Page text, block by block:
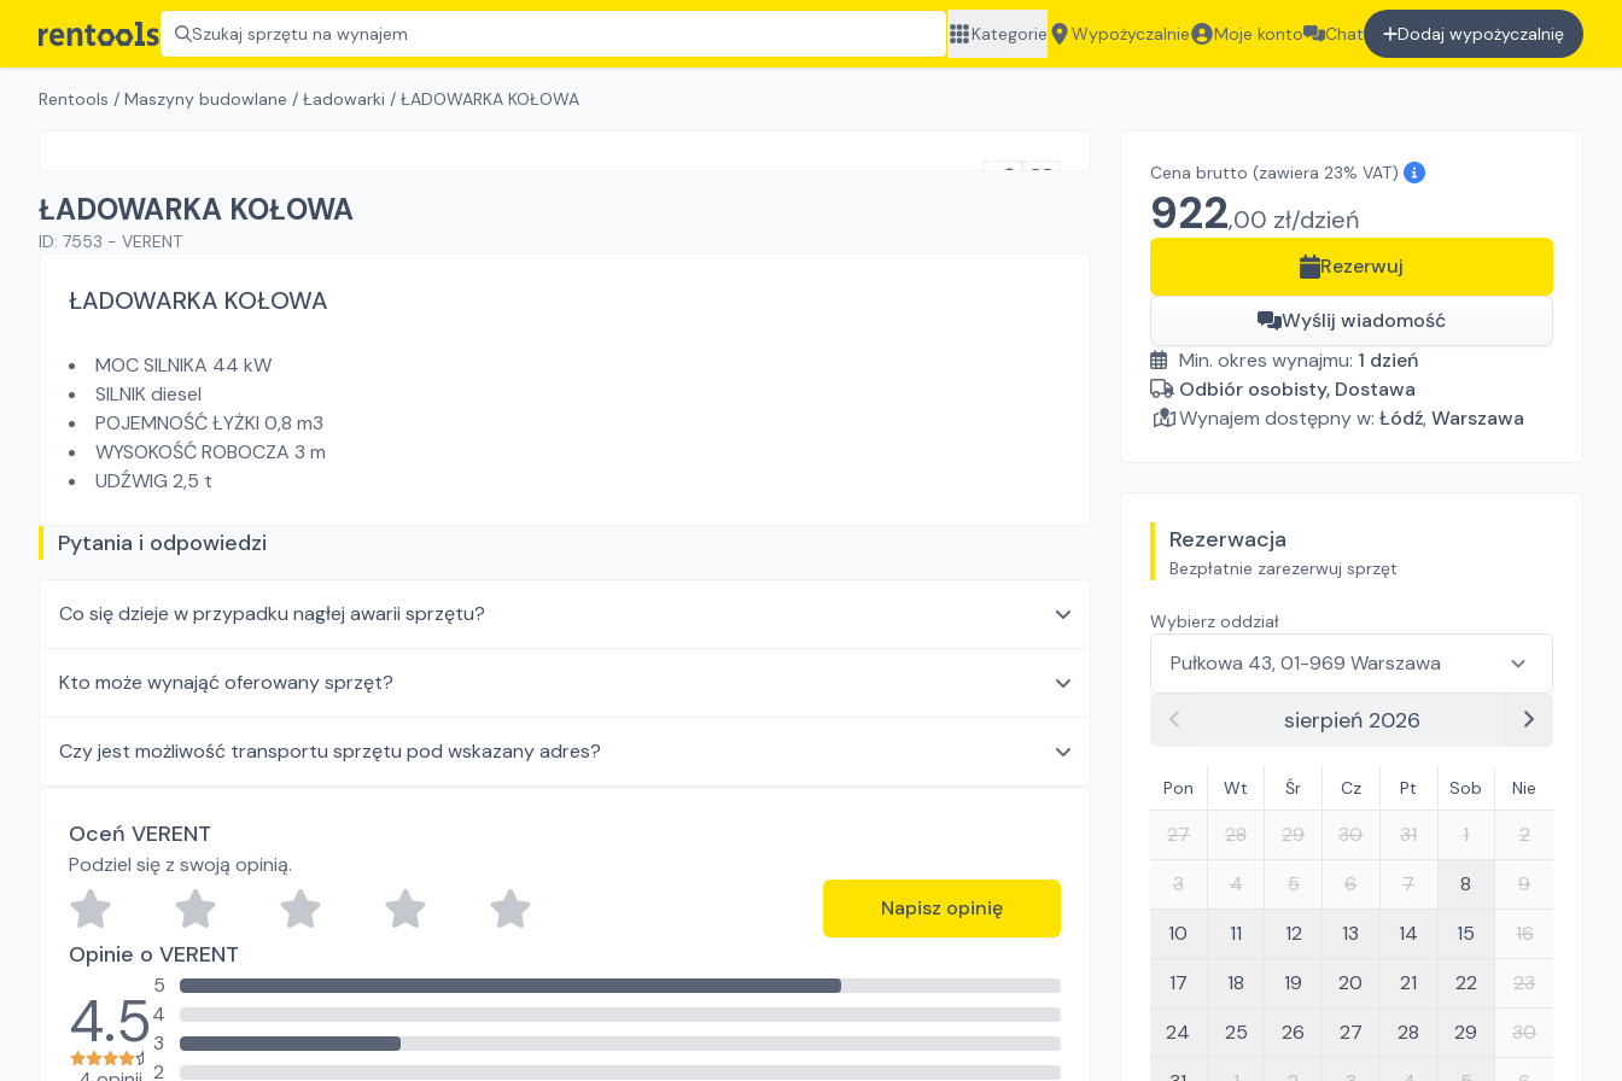
Szukaj sprzętu na wynajem Kategorie Wypożyczalnie Moje konto Chat Dodaj wypożyczalnię
Rentools / Maszyny budowlane / Ładowarki / ŁADOWARKA KOŁOWA
ŁADOWARKA KOŁOWA
ID: 7553 - VERENT
Cena brutto (zawiera 23% VAT)
922,00 zł/dzień
Rezerwuj
Wyślij wiadomość
Min. okres wynajmu: 1 dzień
Odbiór osobisty, Dostawa
Wynajem dostępny w: Łódź,Warszawa
Rezerwacja
Bezpłatnie zarezerwuj sprzęt
Wybierz oddział
sierpień 2026
Pon Wt Śr Cz Pt Sob Nie
27 28 29 30 31 1
2
3
4 5 6 7 8
9
10
11 12 13 14 15
16
17
18 19 20 21 22
23
24
25 26 27 28 29
30
ŁADOWARKA KOŁOWA
MOC SILNIKA 44 kW
SILNIK diesel
POJEMNOŚĆ ŁYŻKI 0,8 m3
WYSOKOŚĆ ROBOCZA 3 m
UDŹWIG 2,5 t
Pytania i odpowiedzi
Co się dzieje w przypadku nagłej awarii sprzętu?
Kto może wynająć oferowany sprzęt?
Czy jest możliwość transportu sprzętu pod wskazany adres?
Oceń VERENT
Podziel się z swoją opinią.
Napisz opinię
Opinie o VERENT
4.5 5
4
3
2